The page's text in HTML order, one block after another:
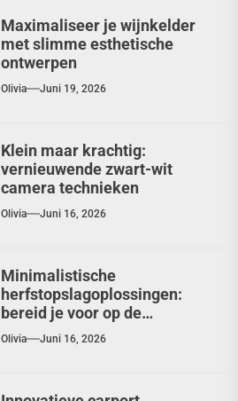
Maximaliseer je wijnkelder
met slimme esthetische
ontwerpen
Olivia Juni 19, 2026
Klein maar krachtig:
vernieuwende zwart-wit
camera technieken
Olivia Juni 16, 2026
Minimalistische
herfstopslagoplossingen:
bereid je voor op de
seizoenswisseling
Olivia Juni 16, 2026